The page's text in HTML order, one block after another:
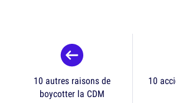
10 autres raisons de
boycotter la CDM
10